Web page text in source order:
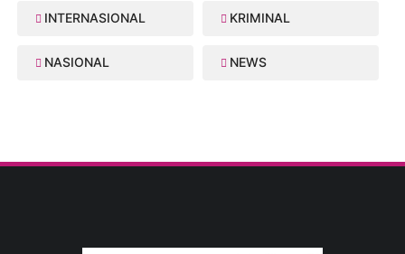
INTERNASIONAL KRIMINAL
NASIONAL NEWS